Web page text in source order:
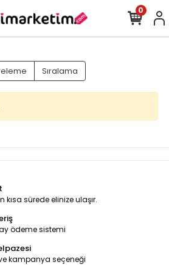
0
Sıralama
kısa sürede elinize ulaşır.
ödeme sistemi
kampanya seçeneği